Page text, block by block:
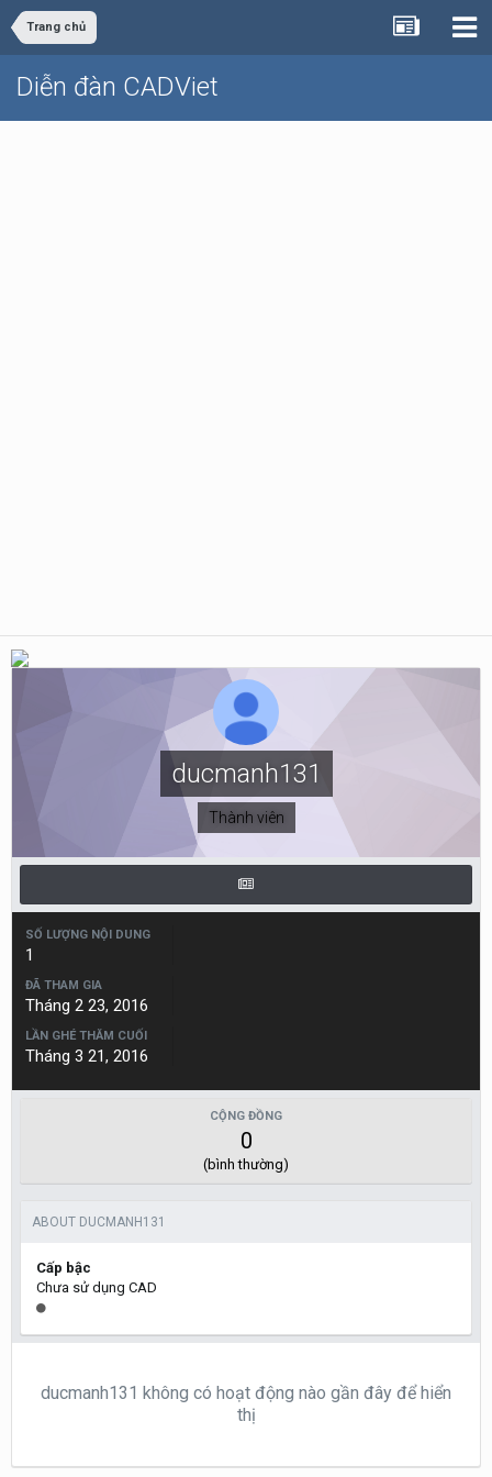
Trang chủ
Diễn đàn CADViet
ducmanh131
Thành viên
SỐ LƯỢNG NỘI DUNG
1
ĐÃ THAM GIA
Tháng 2 23, 2016
LẦN GHÉ THĂM CUỐI
Tháng 3 21, 2016
CỘNG ĐỒNG
0
(bình thường)
ABOUT DUCMANH131
Cấp bậc
Chưa sử dụng CAD
ducmanh131 không có hoạt động nào gần đây để hiển
thị